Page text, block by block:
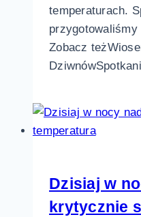
temperaturach.
Zobacz
Dzisiaj w
krytycznie